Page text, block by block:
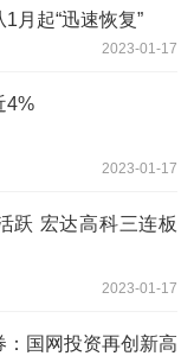
月起“迅速恢复”
2023-01-17
4%
2023-01-17
跃 宏达高科三连板
2023-01-17
：国网投资再创新高